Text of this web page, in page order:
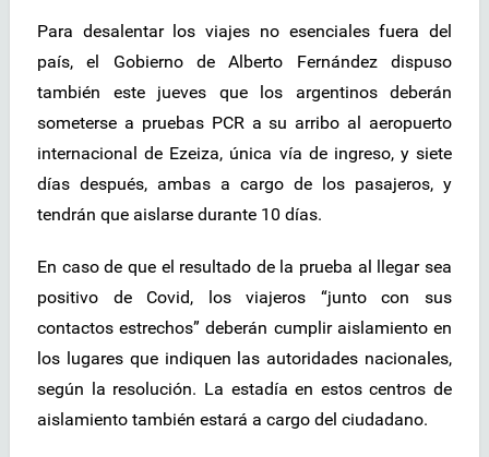
Para desalentar los viajes no esenciales fuera del
país, el Gobierno de Alberto Fernández dispuso
también este jueves que los argentinos deberán
someterse a pruebas PCR a su arribo al aeropuerto
internacional de Ezeiza, única vía de ingreso, y siete
días después, ambas a cargo de los pasajeros, y
tendrán que aislarse durante 10 días.
En caso de que el resultado de la prueba al llegar sea
positivo de Covid, los viajeros “junto con sus
contactos estrechos” deberán cumplir aislamiento en
los lugares que indiquen las autoridades nacionales,
según la resolución. La estadía en estos centros de
aislamiento también estará a cargo del ciudadano.